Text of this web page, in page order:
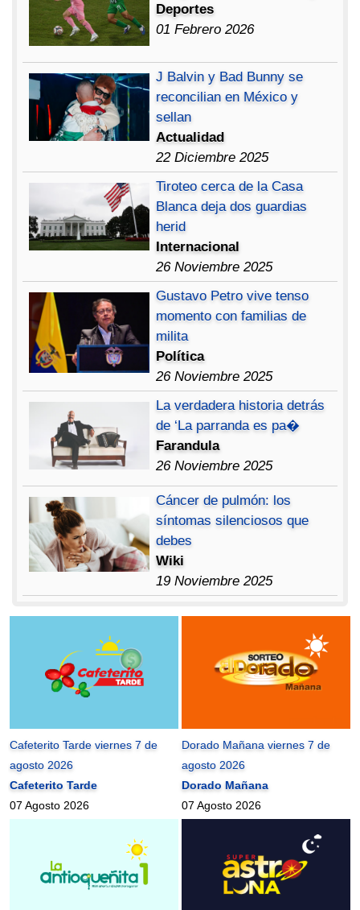
Deportes
01 Febrero 2026
J Balvin y Bad Bunny se
reconcilian en México y
sellan
Actualidad
22 Diciembre 2025
Tiroteo cerca de la Casa
Blanca deja dos guardias
herid
Internacional
26 Noviembre 2025
Gustavo Petro vive tenso
momento con familias de
milita
Política
26 Noviembre 2025
La verdadera historia detrás
de ‘La parranda es pa�
Farandula
26 Noviembre 2025
Cáncer de pulmón: los
síntomas silenciosos que
debes
Wiki
19 Noviembre 2025
Cafeterito Tarde viernes 7 de
agosto 2026
Cafeterito Tarde
07 Agosto 2026
Dorado Mañana viernes 7 de
agosto 2026
Dorado Mañana
07 Agosto 2026